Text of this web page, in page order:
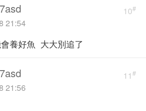
10#
21:54
養好魚 大大別追了
11#
21:56